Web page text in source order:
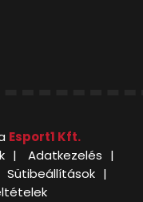
Esport1 Kft.
Adatkezelés
Sütibeállítások